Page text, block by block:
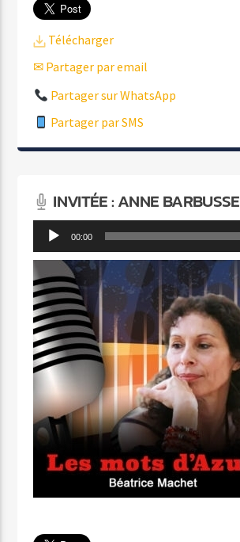
Télécharger
✉ Partager par email
Partager sur WhatsApp
Partager par SMS
INVITÉE : ANNE BARBUSSE
Lecteur 00:00